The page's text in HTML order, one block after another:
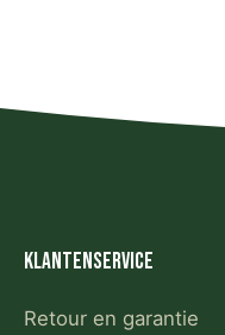
Klantenservice
Retour en garantie